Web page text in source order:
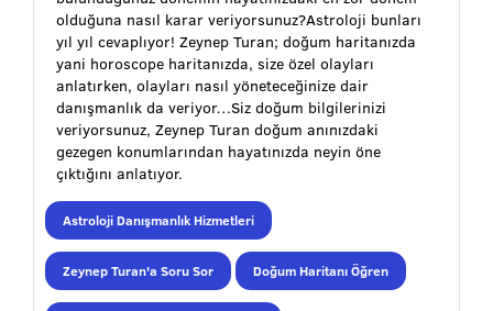
olduğuna nasıl karar veriyorsunuz?Astroloji bunları
yıl yıl cevaplıyor! Zeynep Turan; doğum haritanızda
yani horoscope haritanızda, size özel olayları
anlatırken, olayları nasıl yöneteceğinize dair
danışmanlık da veriyor…Siz doğum bilgilerinizi
veriyorsunuz, Zeynep Turan doğum anınızdaki
gezegen konumlarından hayatınızda neyin öne
çıktığını anlatıyor.
Astroloji Danışmanlık Hizmetleri
Zeynep Turan'a Soru Sor Doğum Haritanı Öğren